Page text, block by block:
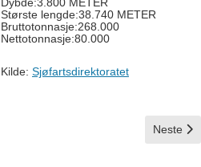
Dybde:3.800 METER
Største lengde:38.740 METER
Bruttotonnasje:268.000
Nettotonnasje:80.000
Kilde: Sjøfartsdirektoratet
Neste
Neste